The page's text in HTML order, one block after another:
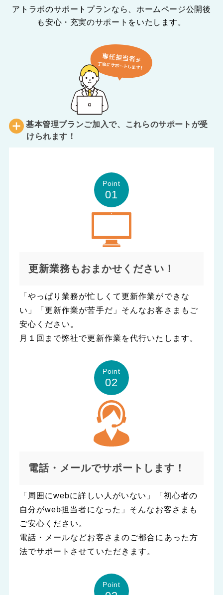
アトラボのサポートプランなら、ホームページ公開後
も安心・充実のサポートをいたします。
基本管理プランご加入で、これらのサポートが受
けられます！
Point
01
更新業務もおまかせください！
「やっぱり業務が忙しくて更新作業ができな
い」「更新作業が苦手だ」そんなお客さまもご
安心ください。
月１回まで弊社で更新作業を代行いたします。
Point
02
電話・メールでサポートします！
「周囲にwebに詳しい人がいない」「初心者の
自分がweb担当者になった」そんなお客さまも
ご安心ください。
電話・メールなどお客さまのご都合にあった方
法でサポートさせていただきます。
Point